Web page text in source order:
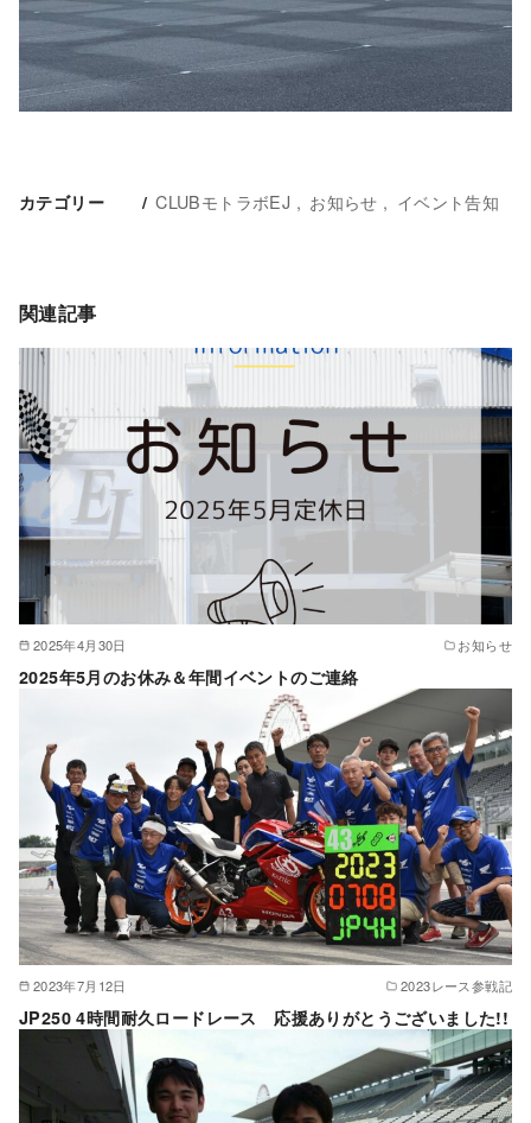
カテゴリー CLUBモトラボEJ お知らせ イベント告知
関連記事
2025年4月30日 お知らせ
2025年5月のお休み＆年間イベントのご連絡
2023年7月12日 2023レース参戦記
JP250 4時間耐久ロードレース 応援ありがとうございました!!